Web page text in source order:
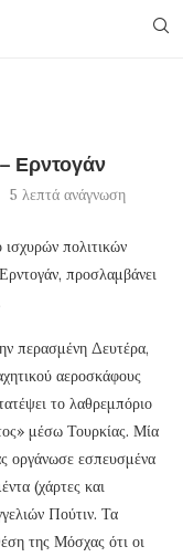
Ερντογάν
5 λεπτά ανάγνωση
πολιτικών
προσλαμβάνει
περασμένη Δευτέρα,
αεροσκάφους
το λαθρεμπόριο
μέσω Τουρκίας. Μία
οργάνωσε εσπευσμένα
(χάρτες και
Πούτιν. Τα
της Μόσχας ότι οι